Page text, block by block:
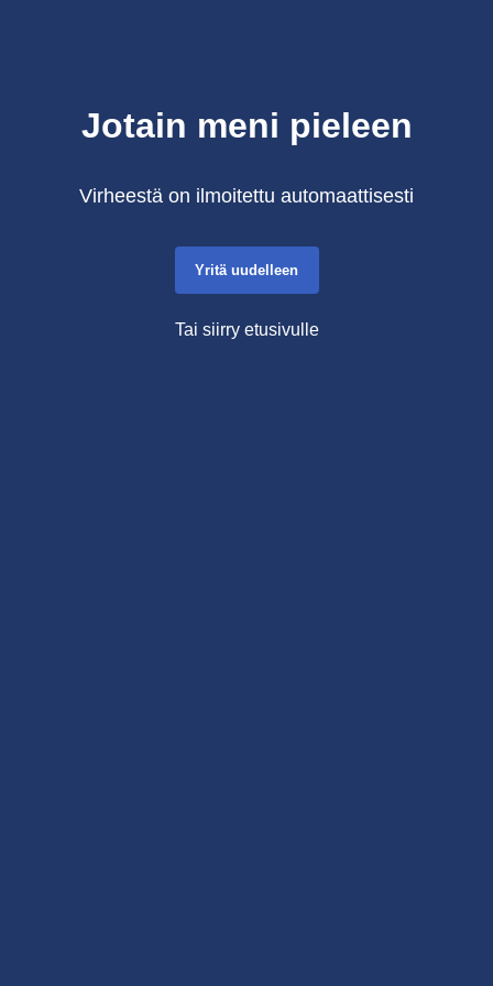
Jotain meni pieleen
Virheestä on ilmoitettu automaattisesti
Yritä uudelleen
Tai siirry etusivulle